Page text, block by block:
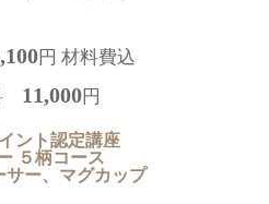
円 材料費込
11,000円
ント認定講座
５柄コース
サー、マグカップ